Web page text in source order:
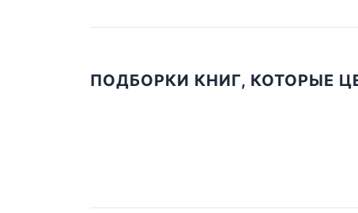
ПОДБОРКИ КНИГ, КОТОРЫЕ